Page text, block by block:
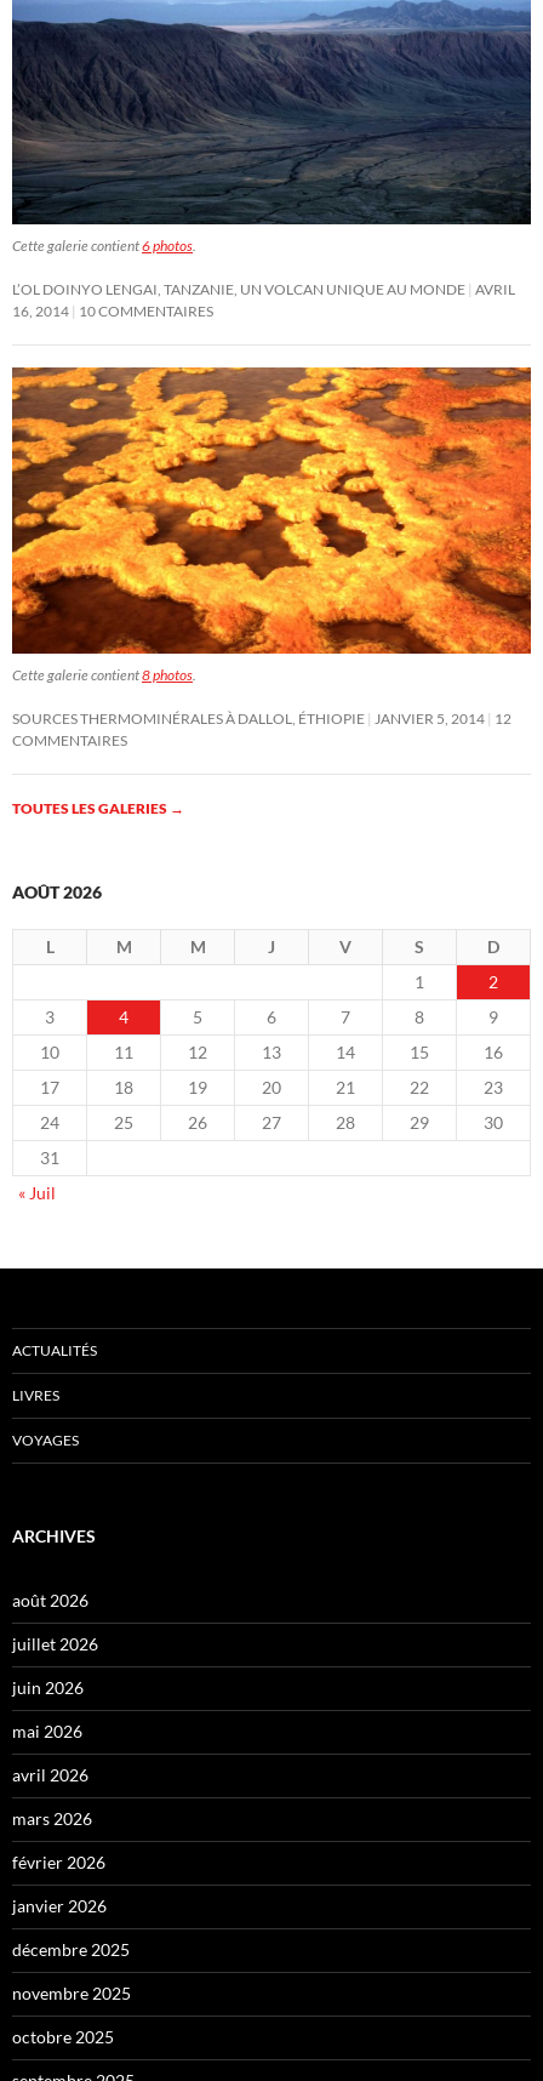
Cette galerie contient6 photos
L’OL DOINYO LENGAI, TANZANIE, UN VOLCAN UNIQUE AU MONDE AVRIL
16, 2014 10 COMMENTAIRES
Cette galerie contient8 photos.
SOURCES THERMOMINÉRALES À DALLOL, ÉTHIOPIE JANVIER 5, 2014 12
COMMENTAIRES
TOUTES LES GALERIES →
AOÛT 2026
L M M J V S
D
1
2
3
4 5 6 7 8
9
10
11 12 13 14 15
16
17
18 19 20 21 22
23
24
25 26 27 28 29
30
31
« Juil
ACTUALITÉS
LIVRES
VOYAGES
ARCHIVES
août 2026
juillet 2026
juin 2026
mai 2026
avril 2026
mars 2026
février 2026
janvier 2026
décembre 2025
novembre 2025
octobre 2025